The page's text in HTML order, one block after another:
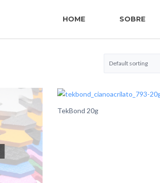
HOME SOBRE
TekBond 20g